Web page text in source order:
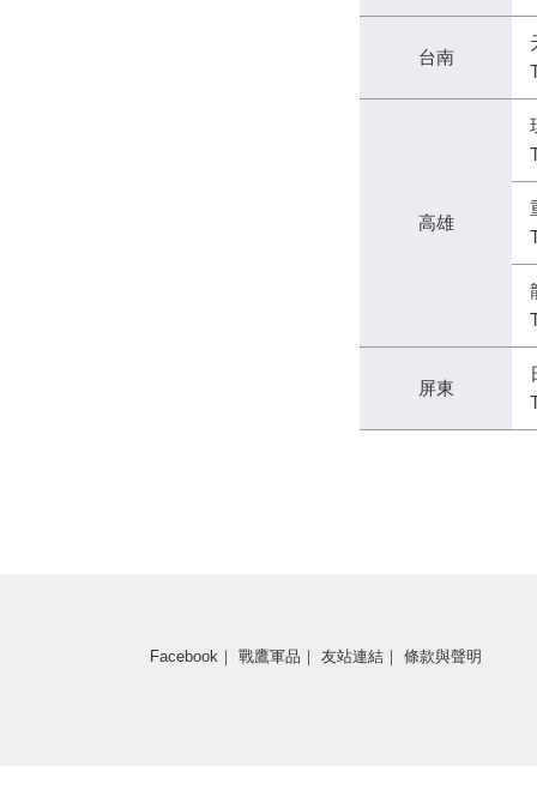
台南
高雄
屏東
Facebook ｜ 戰鷹軍品 ｜ 友站連結 ｜ 條款與聲明